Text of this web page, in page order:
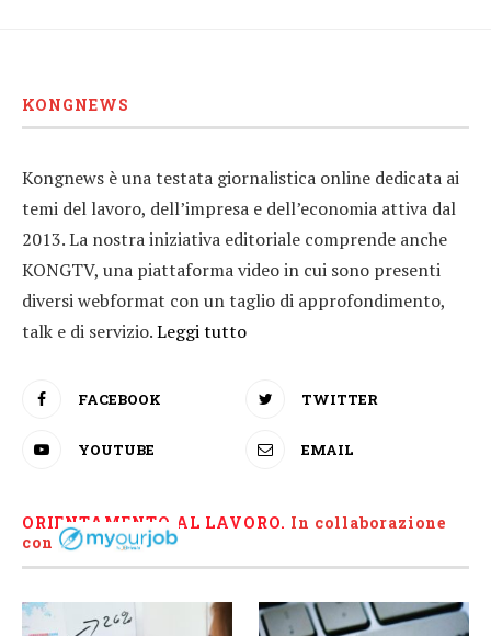
KONGNEWS
Kongnews è una testata giornalistica online dedicata ai
temi del lavoro, dell’impresa e dell’economia attiva dal
2013. La nostra iniziativa editoriale comprende anche
KONGTV, una piattaforma video in cui sono presenti
diversi webformat con un taglio di approfondimento,
talk e di servizio.Leggi tutto
FACEBOOK TWITTER
YOUTUBE EMAIL
ORIENTAMENTO AL LAVORO. In collaborazione
con